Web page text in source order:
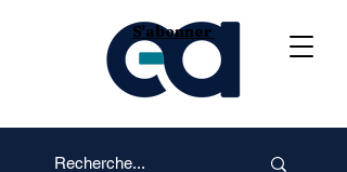
S'abonner